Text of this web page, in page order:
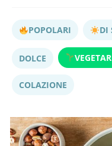
POPOLARI DI
DOLCE
COLAZIONE